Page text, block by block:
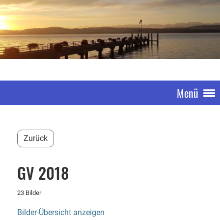
Menü
Zurück
GV 2018
23 Bilder
Bilder-Übersicht anzeigen